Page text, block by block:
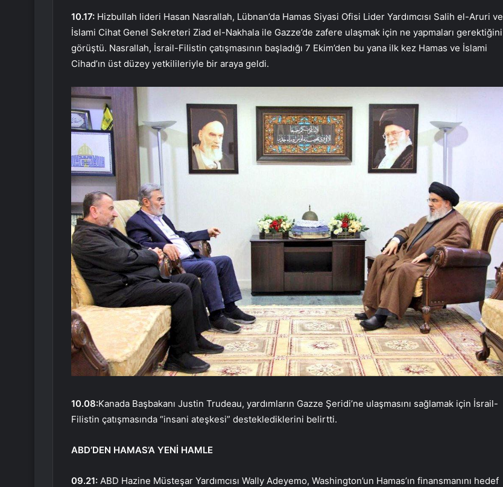
10.17: Hizbullah lideri Hasan Nasrallah, Lübnan’da Hamas Siyasi Ofisi Lider Yardımcısı Salih el-Aruri ve
İslami Cihat Genel Sekreteri Ziad el-Nakhala ile Gazze’de zafere ulaşmak için ne yapmaları gerektiğini
görüştü. Nasrallah, İsrail-Filistin çatışmasının başladığı 7 Ekim’den bu yana ilk kez Hamas ve İslami
Cihad’ın üst düzey yetkilileriyle bir araya geldi.
10.08:Kanada Başbakanı Justin Trudeau, yardımların Gazze Şeridi’ne ulaşmasını sağlamak için İsrail-
Filistin çatışmasında “insani ateşkesi” desteklediklerini belirtti.
ABD’DEN HAMAS’A YENİ HAMLE
09.21: ABD Hazine Müsteşar Yardımcısı Wally Adeyemo, Washington’un Hamas’ın finansmanını hedef